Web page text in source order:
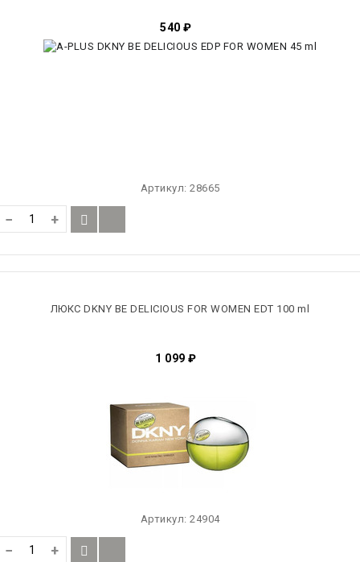
540 ₽
Артикул: 28665
− +
ЛЮКС DKNY BE DELICIOUS FOR WOMEN EDT 100 ml
1 099 ₽
Артикул: 24904
− +